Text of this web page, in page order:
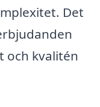
Det
och kvalitén